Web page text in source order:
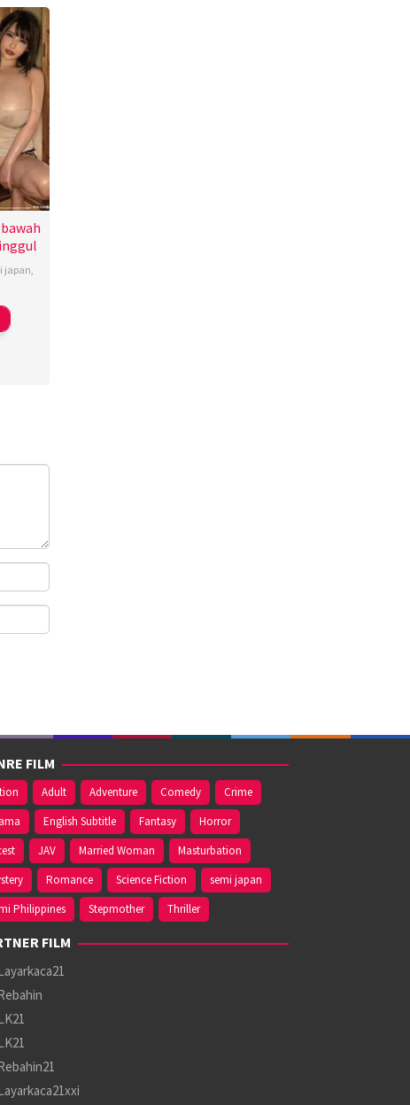
japan
FILM
Adult Adventure Comedy
Crime
English Subtitle Fantasy
Horror
JAV Married Woman
Masturbation
Romance Science Fiction
semi japan
Philippines
Stepmother Thriller
FILM